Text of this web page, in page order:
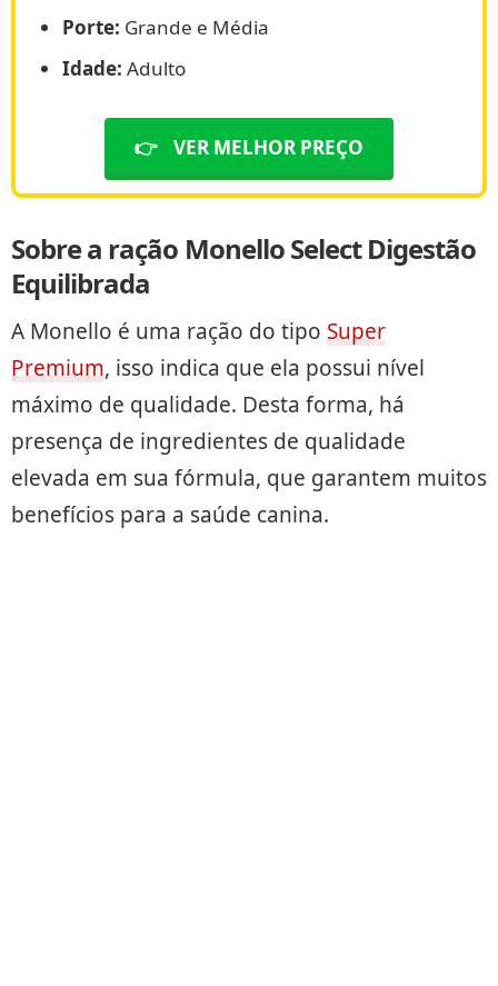
Porte: Grande e Média
Idade: Adulto
👉 VER MELHOR PREÇO
Sobre a ração Monello Select Digestão
Equilibrada
A Monello é uma ração do tipo Super
Premium, isso indica que ela possui nível
máximo de qualidade. Desta forma, há
presença de ingredientes de qualidade
elevada em sua fórmula, que garantem muitos
benefícios para a saúde canina.